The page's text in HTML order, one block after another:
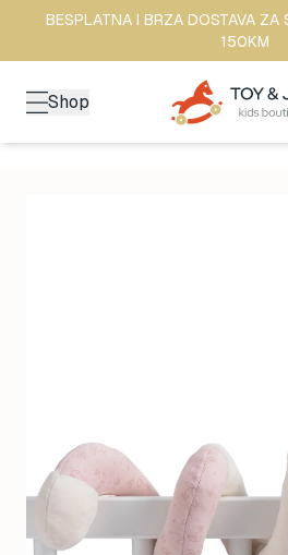
BESPLATNA I BRZA DOSTAVA ZA
150KM
Shop